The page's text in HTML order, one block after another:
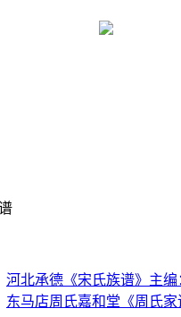
河北承德《宋氏族谱》主编
东马店周氏嘉和堂《周氏家